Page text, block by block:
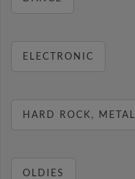
ELECTRONIC
HARD ROCK, METAL
OLDIES